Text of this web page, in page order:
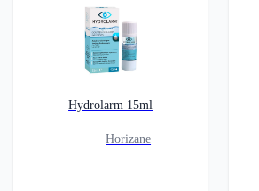
Hydrolarm 15ml
Horizane